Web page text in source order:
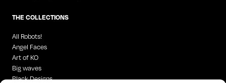
THE COLLECTIONS
All Robots!
Angel Faces
Art of KO
Big waves
Black Designs